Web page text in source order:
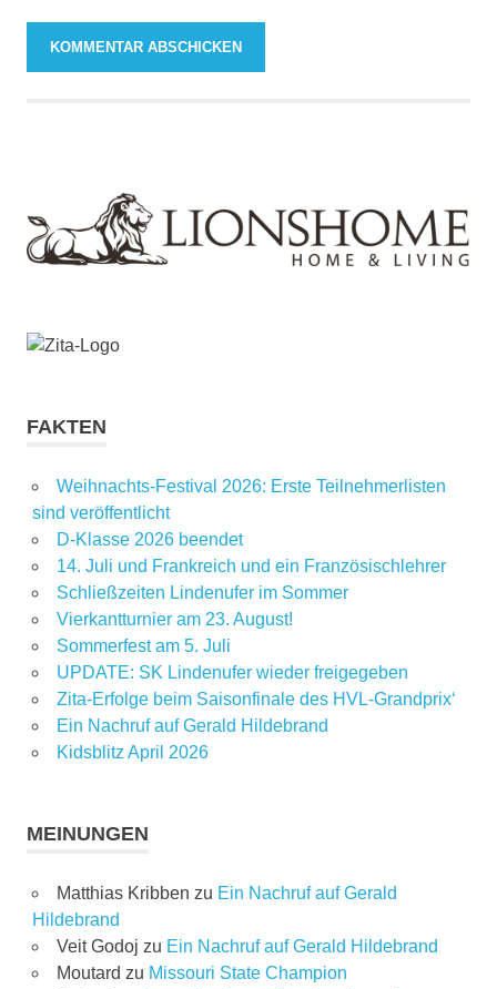
FAKTEN
Weihnachts-Festival 2026: Erste Teilnehmerlisten
sind veröffentlicht
D-Klasse 2026 beendet
14. Juli und Frankreich und ein Französischlehrer
Schließzeiten Lindenufer im Sommer
Vierkantturnier am 23. August!
Sommerfest am 5. Juli
UPDATE: SK Lindenufer wieder freigegeben
Zita-Erfolge beim Saisonfinale des HVL-Grandprix‘
Ein Nachruf auf Gerald Hildebrand
Kidsblitz April 2026
MEINUNGEN
Matthias Kribben zu Ein Nachruf auf Gerald
Hildebrand
Veit Godoj zu Ein Nachruf auf Gerald Hildebrand
Moutard zu Missouri State Champion